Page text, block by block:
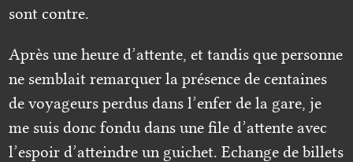
sont contre.
Après une heure d’attente, et tandis que personne
ne semblait remarquer la présence de centaines
de voyageurs perdus dans l’enfer de la gare, je
me suis donc fondu dans une file d’attente avec
l’espoir d’atteindre un guichet. Echange de billets